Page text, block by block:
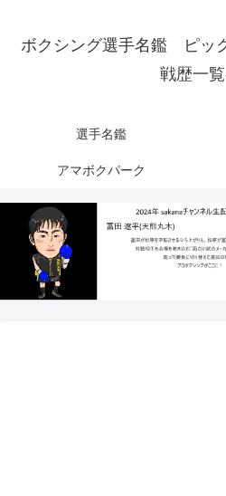
ボクシング選手名鑑 ピッ
戦歴一
選手名鑑
アマボクパーク